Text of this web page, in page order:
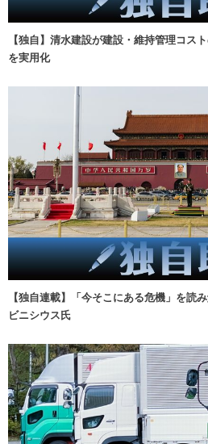
【独自】清水建設が建設・維持管理コス
を実用化
【独自連載】「今そこにある危機」を読
ビニシウス氏